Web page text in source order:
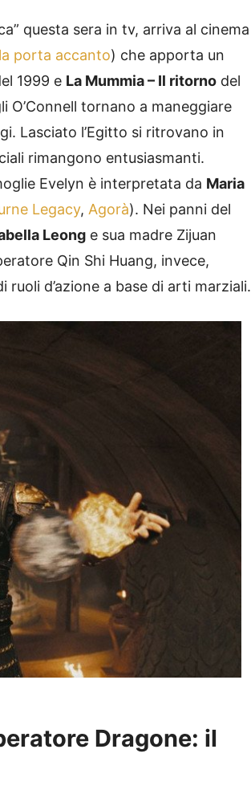
questa sera in tv, arriva al cinema
porta accanto) che apporta un
1999 e La Mummia – Il ritorno del
O’Connell tornano a maneggiare
Lasciato l’Egitto si ritrovano in
rimangono entusiasmanti.
Evelyn è interpretata da Maria
Legacy, Agorà). Nei panni del
Leong e sua madre Zijuan
Qin Shi Huang, invece,
d’azione a base di arti marziali.
Dragone: il